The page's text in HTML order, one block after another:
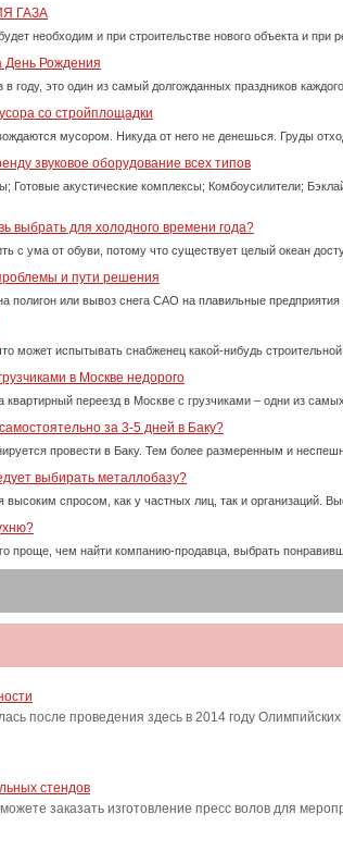
ГАЗА
необходим и при строительстве нового объекта и при
День Рождения
году, это один из самый долгожданных праздников
со стройплощадки
мусором. Никуда от него не денешься. Груды
звуковое оборудование всех типов
Готовые акустические комплексы; Комбоусилители;
выбрать для холодного времени года?
с ума от обуви, потому что существует целый океан
и пути решения
полигон или вывоз снега САО на плавильные
может испытывать снабженец какой-нибудь
в Москве недорого
переезд в Москве с грузчиками – одни из
за 3-5 дней в Баку?
провести в Баку. Тем более размеренным и
выбирать металлобазу?
высоким спросом, как у частных лиц, так и организаций.
проще, чем найти компанию-продавца, выбрать
после проведения здесь в 2014 году
стендов
заказать изготовление пресс волов для